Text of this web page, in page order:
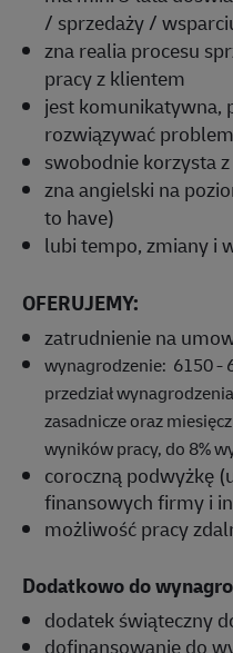
/ sprzedaży /
zna realia procesu
pracy z klientem
jest komunikatywna,
rozwiązywać
swobodnie korzysta
zna angielski na
to have)
lubi tempo, zmiany i
OFERUJEMY:
zatrudnienie na
wynagrodzenie: 6150 -
przedział
zasadnicze oraz
wyników pracy, do 8%
coroczną podwyżkę
finansowych firmy i
możliwość pracy
Dodatkowo do
dodatek świąteczny
dofinansowanie do